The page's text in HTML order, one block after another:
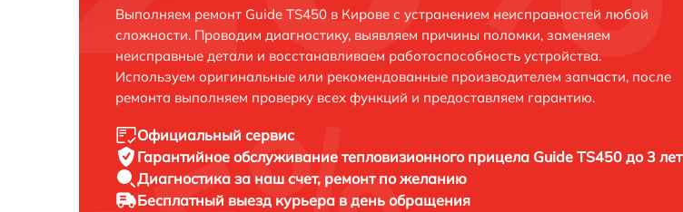
Выполняем ремонт Guide TS450 в Кирове с устранением неисправностей любой
сложности. Проводим диагностику, выявляем причины поломки, заменяем
неисправные детали и восстанавливаем работоспособность устройства.
Используем оригинальные или рекомендованные производителем запчасти, после
ремонта выполняем проверку всех функций и предоставляем гарантию.
Официальный сервис
Гарантийное обслуживание тепловизионного прицела Guide TS450 до 3 лет
Диагностика за наш счет, ремонт по желанию
Бесплатный выезд курьера в день обращения